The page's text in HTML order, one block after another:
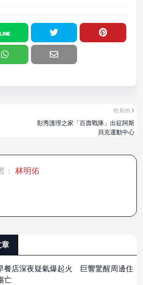
較新的
彰秀護理之家「百壽戰隊」出征阿斯
貝克運動中心
： 林明佑
餐店深夜疑氣爆起火 巨響驚醒周邊住
亡